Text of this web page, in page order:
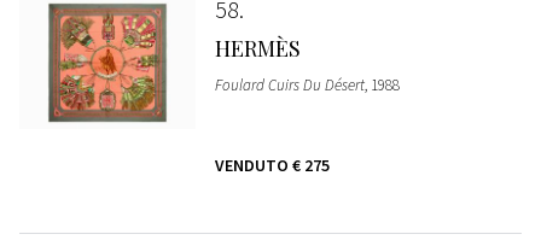
58
HERMÈS
Foulard Cuirs Du Désert, 1988
VENDUTO € 275